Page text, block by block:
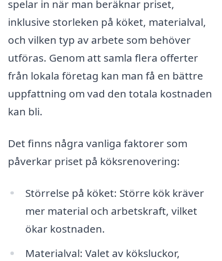
spelar in när man beräknar priset,
inklusive storleken på köket, materialval,
och vilken typ av arbete som behöver
utföras. Genom att samla flera offerter
från lokala företag kan man få en bättre
uppfattning om vad den totala kostnaden
kan bli.
Det finns några vanliga faktorer som
påverkar priset på köksrenovering:
Störrelse på köket: Större kök kräver
mer material och arbetskraft, vilket
ökar kostnaden.
Materialval: Valet av köksluckor,